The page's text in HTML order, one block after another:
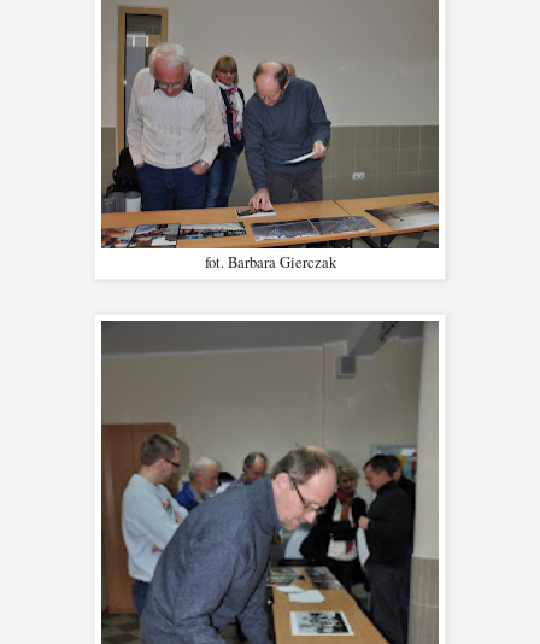
fot. Barbara Gierczak